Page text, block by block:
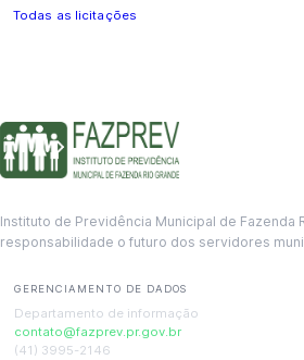
Todas as licitações
Instituto de Previdência Municipal de Fazenda
responsabilidade o futuro dos servidores
GERENCIAMENTO DE DADOS
Departamento de informação
contato@fazprev.pr.gov.br
(41) 3995-2146